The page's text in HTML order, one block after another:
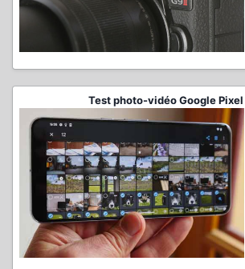
Test photo-vidéo Google Pixel